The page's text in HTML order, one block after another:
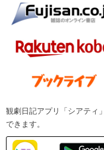
観劇日記アプリ「シアティ
できます。